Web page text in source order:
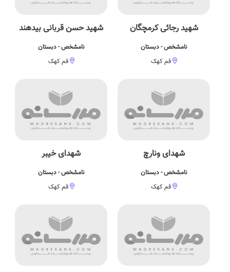
شهید رجائی کرمچگان
نامشخص - دبستان
قم کهک
شهید حسن قربانی بیدهند
نامشخص - دبستان
قم کهک
شهدای ونارچ
نامشخص - دبستان
قم کهک
شهدای خیبر
نامشخص - دبستان
قم کهک